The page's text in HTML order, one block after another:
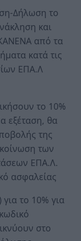
Δήλωση το
και
από τα
κατά τις
ΕΠΑ.Λ
το 10%
εξέταση, θα
της
των
ΕΠΑ.Λ.
ασφαλείας
το 10% για
στο